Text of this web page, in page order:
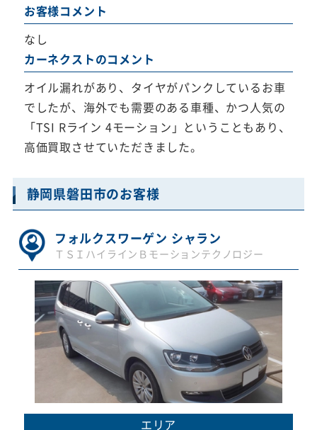
お客様コメント
なし
カーネクストのコメント
オイル漏れがあり、タイヤがパンクしているお車
でしたが、海外でも需要のある車種、かつ人気の
「TSI Rライン 4モーション」ということもあり、
高価買取させていただきました。
静岡県磐田市のお客様
フォルクスワーゲン シャラン
ＴＳＩハイラインＢモーションテクノロジー
エリア